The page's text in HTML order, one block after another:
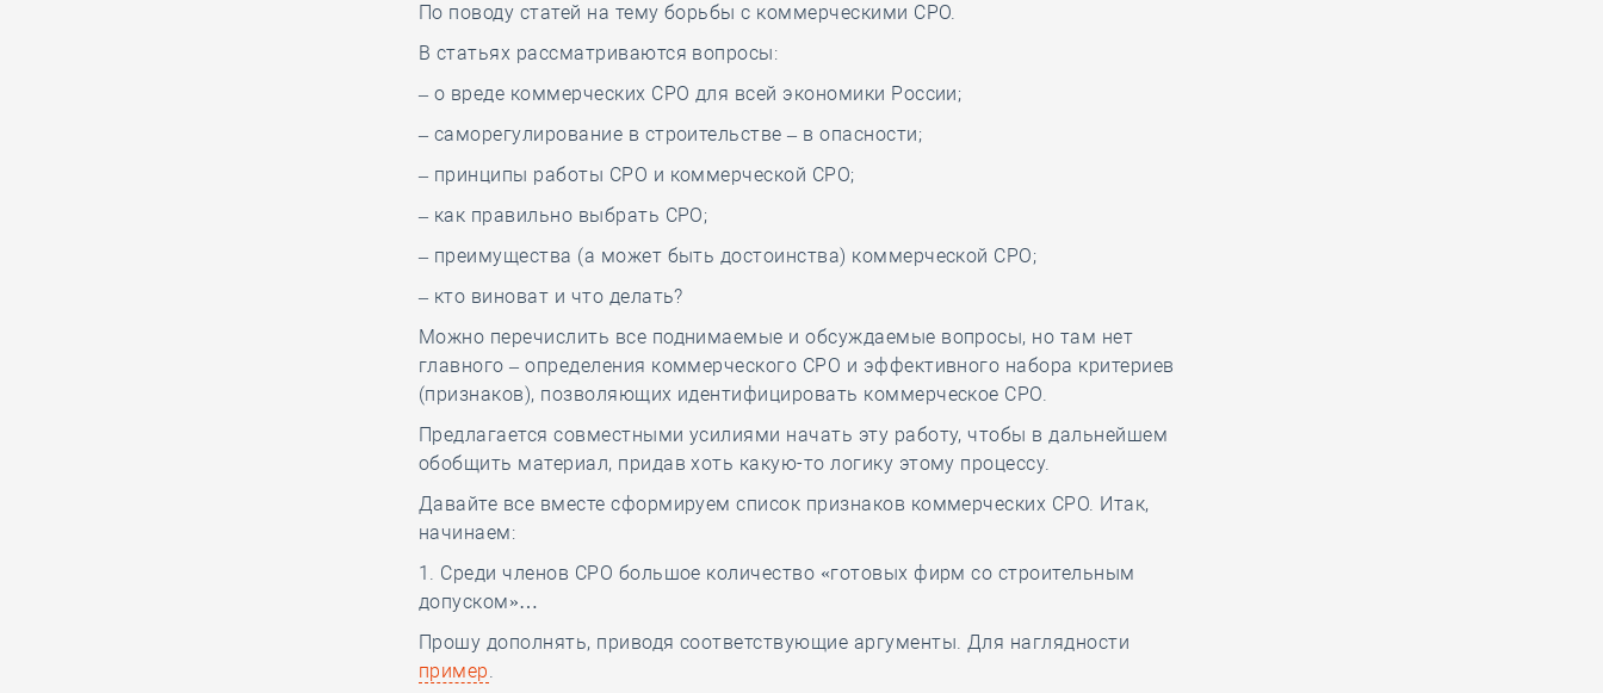
По поводу статей на тему борьбы с коммерческими СРО.
В статьях рассматриваются вопросы:
– о вреде коммерческих СРО для всей экономики России;
– саморегулирование в строительстве – в опасности;
– принципы работы СРО и коммерческой СРО;
– как правильно выбрать СРО;
– преимущества (а может быть достоинства) коммерческой СРО;
– кто виноват и что делать?
Можно перечислить все поднимаемые и обсуждаемые вопросы, но там нет
главного – определения коммерческого СРО и эффективного набора критериев
(признаков), позволяющих идентифицировать коммерческое СРО.
Предлагается совместными усилиями начать эту работу, чтобы в дальнейшем
обобщить материал, придав хоть какую-то логику этому процессу.
Давайте все вместе сформируем список признаков коммерческих СРО. Итак,
начинаем:
1. Среди членов СРО большое количество «готовых фирм со строительным
допуском»…
Прошу дополнять, приводя соответствующие аргументы. Для наглядности
пример.